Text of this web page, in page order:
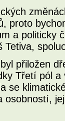
proto
a politicky
Tetiva,
přiložen
Třetí pól
se
osobností,